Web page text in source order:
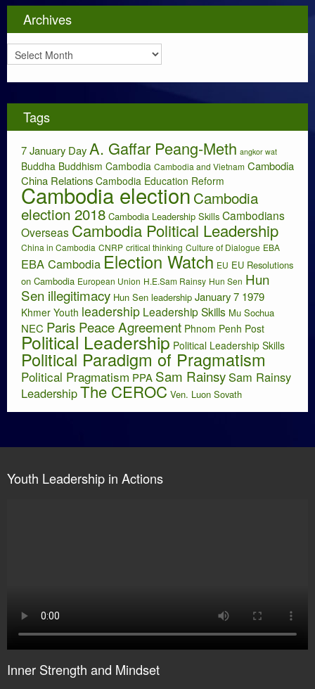
o
i
s
Archives
r
i
e
Tags
7 January DayA. Gaffar Peang-Meth angkor wat
Buddha Buddhism Cambodia Cambodia and Vietnam Cambodia
China Relations Cambodia Education Reform
Cambodia election Cambodia
election 2018 Cambodia Leadership Skills Cambodians
Overseas Cambodia Political Leadership
China in Cambodia CNRP critical thinking Culture of Dialogue EBA
EBA Cambodia Election Watch EU EU Resolutions
on Cambodia European Union H.E.Sam Rainsy Hun Sen Hun
Sen illegitimacy Hun Sen leadership January 7 1979
Khmer Youth leadership Leadership Skills Mu Sochua
NEC Paris Peace Agreement Phnom Penh Post
Political Leadership Political Leadership Skills
Political Paradigm of Pragmatism
Political Pragmatism PPA Sam RainsySam Rainsy
LeadershipThe CEROC Ven. Luon Sovath
Youth Leadership in Actions
Inner Strength and Mindset